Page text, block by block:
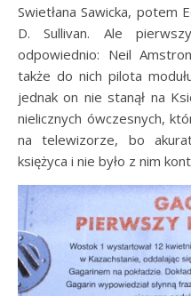
Swietłana Sawicka, potem
D. Sullivan. Ale
odpowiednio: Neil
także do nich pilota
jednak on nie stanął na
nielicznych ówczesnych,
na telewizorze, bo
księżyca i nie było z nim